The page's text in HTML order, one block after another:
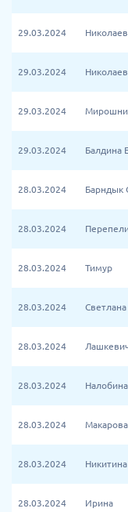
29.03.2024
29.03.2024
29.03.2024
29.03.2024 Балдина
28.03.2024 Барндык
28.03.2024
28.03.2024 Тимур
28.03.2024 Светлана
28.03.2024
28.03.2024 Налобина
28.03.2024
28.03.2024
28.03.2024 Ирина